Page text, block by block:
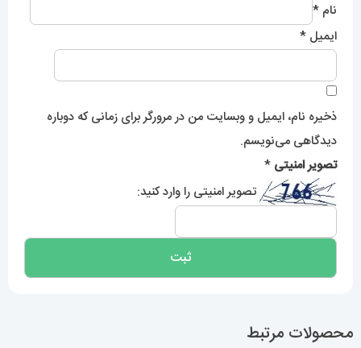
نام *
ایمیل *
ذخیره نام، ایمیل و وبسایت من در مرورگر برای زمانی که دوباره
دیدگاهی می‌نویسم.
تصویر امنیتی *
تصویر امنیتی را وارد کنید:
محصولات مرتبط